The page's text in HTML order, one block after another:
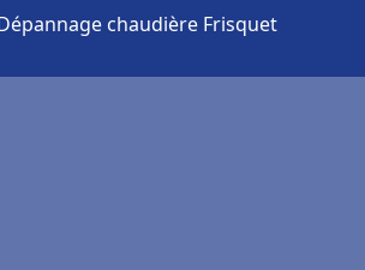
chaudière Frisquet